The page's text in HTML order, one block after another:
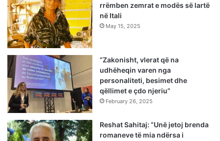
rrëmben zemrat e modës së lartë
në Itali
May 15, 2025
“Zakonisht, vlerat që na
udhëheqin varen nga
personaliteti, besimet dhe
qëllimet e çdo njeriu”
February 26, 2025
Reshat Sahitaj: “Unë jetoj brenda
romaneve të mia ndërsa i